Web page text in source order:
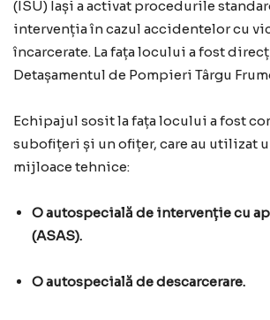
(ISU) Iași a activat procedurile
intervenția în cazul accidentelor cu
încarcerate. La fața locului a fost
Detașamentul de Pompieri Târgu
Echipajul sosit la fața locului a fost
subofițeri și un ofițer, care au utilizat
mijloace tehnice:
O autospecială de intervenție cu
(ASAS).
O autospecială de descarcerare.